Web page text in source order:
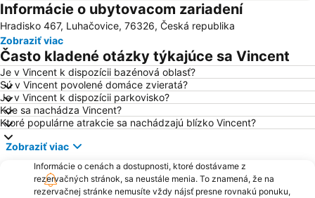
Kongresové centrum Zlín
Skipark Kálnica
Milotice Castle
Bystřice pod Hostýnem
Rusava
Mendl Ski
Saint Hostýn - Marian place
Ski Ráztoka
Informácie o ubytovacom zariadení
Hradisko 467, Luhačovice, 76326, Česká republika
Zobraziť viac
Často kladené otázky týkajúce sa Vincent
Je v Vincent k dispozícii bazénová oblasť?
Sú v Vincent povolené domáce zvieratá?
Je v Vincent k dispozícii parkovisko?
Kde sa nachádza Vincent?
Ktoré populárne atrakcie sa nachádzajú blízko Vincent?
Zobraziť viac
Informácie o cenách a dostupnosti, ktoré dostávame z
rezervačných stránok, sa neustále menia. To znamená, že na
rezervačnej stránke nemusíte vždy nájsť presne rovnakú ponuku,